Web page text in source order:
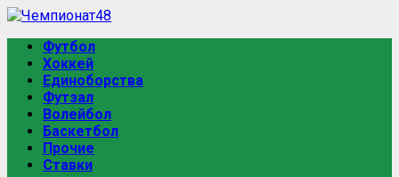
Перейти
содержимому
Основное
меню
Футбол
Хоккей
Единоборства
Футзал
Волейбол
Баскетбол
Прочие
Ставки